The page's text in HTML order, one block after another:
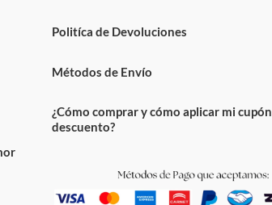
Politíca de Devoluciones
Métodos de Envío
¿Cómo comprar y cómo aplicar mi cupón de
descuento?